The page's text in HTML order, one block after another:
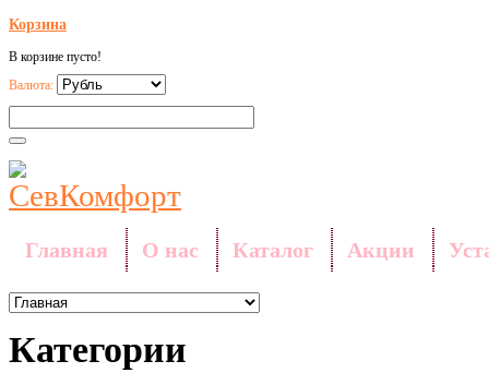
Корзина
В корзине пусто!
Валюта:
Главная О нас Каталог Акции
Категории